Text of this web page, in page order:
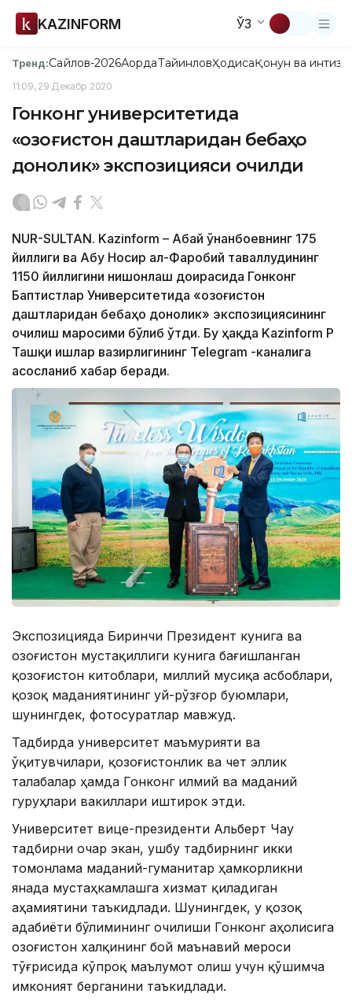
KAZINFORM ЎЗ
Тренд:Сайлов-2026АқордаТайинловҲодисаҚонун ва
11:09, 29 Декабр 2020
Гонконг университетида
«Қозоғистон даштларидан бебаҳо
донолик» экспозицияси очилди
NUR-SULTAN. Kazinform – Абай Қўнанбоевнинг 175
йиллиги ва Абу Носир ал-Фаробий таваллудининг
1150 йиллигини нишонлаш доирасида Гонконг
Баптистлар Университетида «Қозоғистон
даштларидан бебаҳо донолик» экспозициясининг
очилиш маросими бўлиб ўтди. Бу ҳақда Kazinform ҚР
Ташқи ишлар вазирлигининг Telegram -каналига
асосланиб хабар беради.
Экспозицияда Биринчи Президент кунига ва
Қозоғистон мустақиллиги кунига бағишланган
қозоғистон китоблари, миллий мусиқа асбоблари,
қозоқ маданиятининг уй-рўзғор буюмлари,
шунингдек, фотосуратлар мавжуд.
Тадбирда университет маъмурияти ва
ўқитувчилари, қозоғистонлик ва чет эллик
талабалар ҳамда Гонконг илмий ва маданий
гуруҳлари вакиллари иштирок этди.
Университет вице-президенти Альберт Чау
тадбирни очар экан, ушбу тадбирнинг икки
томонлама маданий-гуманитар ҳамкорликни
янада мустаҳкамлашга хизмат қиладиган
аҳамиятини таъкидлади. Шунингдек, у қозоқ
адабиёти бўлимининг очилиши Гонконг аҳолисига
Қозоғистон халқининг бой маънавий мероси
тўғрисида кўпроқ маълумот олиш учун қўшимча
имконият берганини таъкидлади.